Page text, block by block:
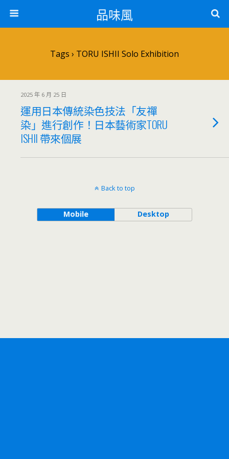
品味風
Tags › TORU ISHII Solo Exhibition
2025 年 6 月 25 日
運用日本傳統染色技法「友禪
染」進行創作！日本藝術家TORU
ISHII 帶來個展
Back to top
Mobile Desktop